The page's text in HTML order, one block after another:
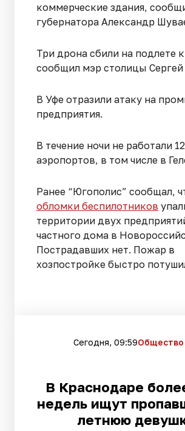
коммерческие здания,
губернатора Александр
Три дрона сбили на подлете
сообщил мэр столицы Сергей
В Уфе отразили атаку на
предприятия.
В течение ночи не работали 12
аэропортов, в том числе в
Ранее “Югополис” сообщал,
обломки беспилотников
территории двух
частного дома в
Пострадавших нет. Пожар в
хозпостройке быстро
Сегодня, 09:59Общество
В Краснодаре
недель ищут
летнюю